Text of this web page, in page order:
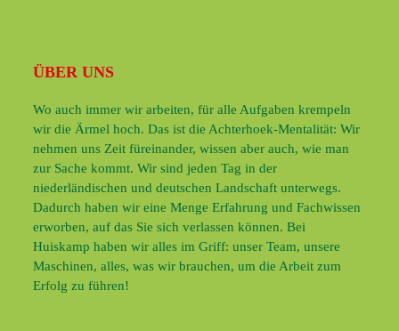
ÜBER UNS
Wo auch immer wir arbeiten, für alle Aufgaben krempeln
wir die Ärmel hoch. Das ist die Achterhoek-Mentalität: Wir
nehmen uns Zeit füreinander, wissen aber auch, wie man
zur Sache kommt. Wir sind jeden Tag in der
niederländischen und deutschen Landschaft unterwegs.
Dadurch haben wir eine Menge Erfahrung und Fachwissen
erworben, auf das Sie sich verlassen können. Bei
Huiskamp haben wir alles im Griff: unser Team, unsere
Maschinen, alles, was wir brauchen, um die Arbeit zum
Erfolg zu führen!